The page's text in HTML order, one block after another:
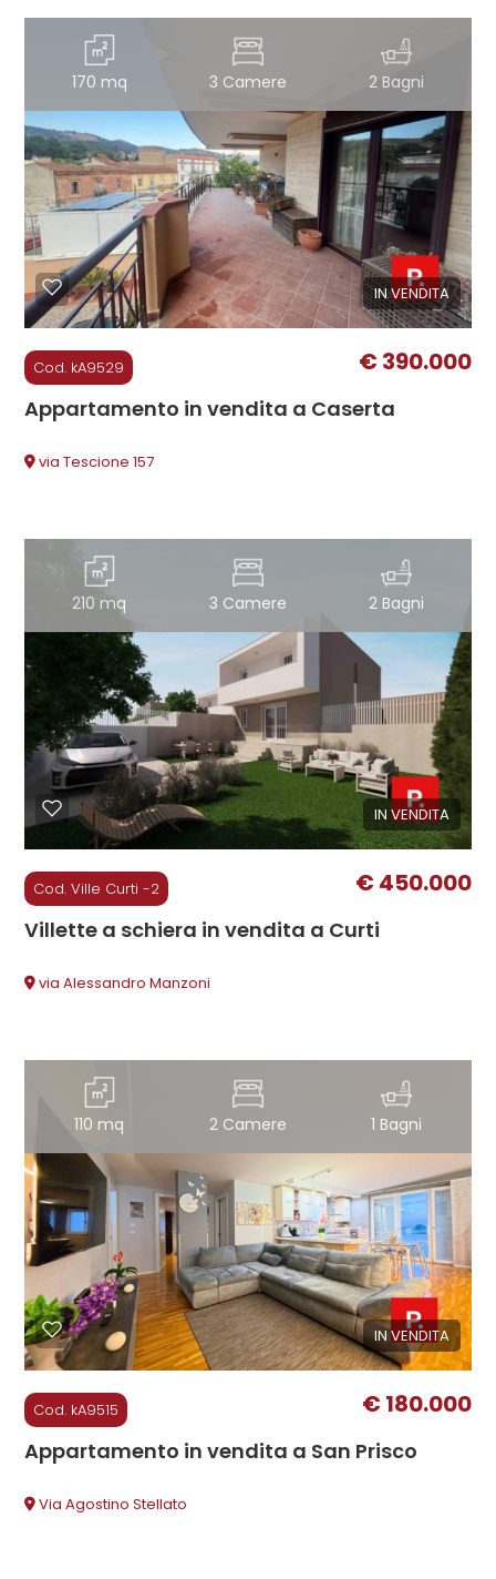
170 mq 3 Camere 2 Bagni
IN VENDITA
Cod. kA9529 € 390.000
Appartamento in vendita a Caserta
via Tescione 157
210 mq 3 Camere 2 Bagni
IN VENDITA
Cod. Ville Curti -2 € 450.000
Villette a schiera in vendita a Curti
via Alessandro Manzoni
110 mq 2 Camere 1 Bagni
IN VENDITA
Cod. kA9515 € 180.000
Appartamento in vendita a San Prisco
Via Agostino Stellato
Giardino
Posto auto/Box
Balcone/Terrazzo
Ascensore
Arredato
Nuova costruzione